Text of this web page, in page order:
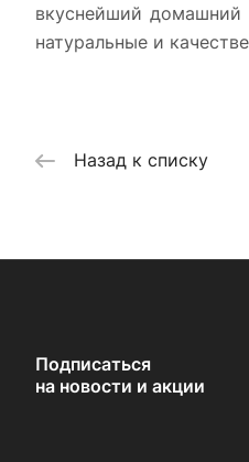
вкуснейший домашний
натуральные и
Назад к списку
Подписаться
на новости и акции